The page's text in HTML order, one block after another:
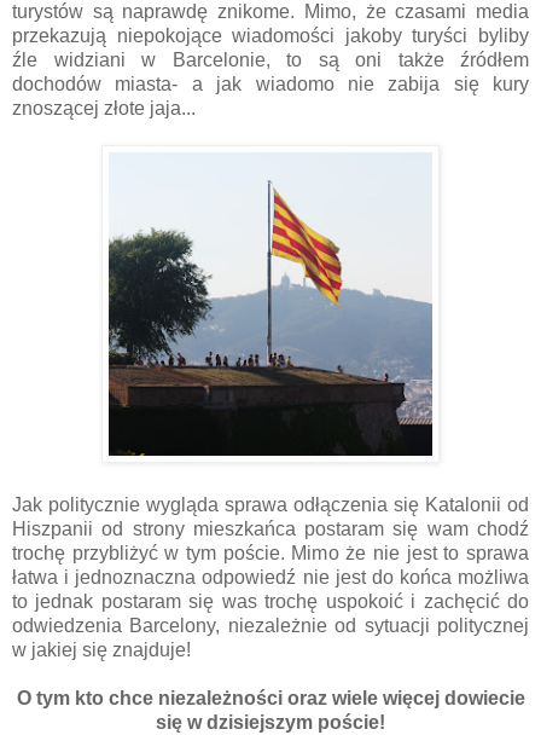
turystów są naprawdę znikome. Mimo, że czasami media
przekazują niepokojące wiadomości jakoby turyści byliby
źle widziani w Barcelonie, to są oni także źródłem
dochodów miasta- a jak wiadomo nie zabija się kury
znoszącej złote jaja...
Jak politycznie wygląda sprawa odłączenia się Katalonii od
Hiszpanii od strony mieszkańca postaram się wam chodź
trochę przybliżyć w tym poście. Mimo że nie jest to sprawa
łatwa i jednoznaczna odpowiedź nie jest do końca możliwa
to jednak postaram się was trochę uspokoić i zachęcić do
odwiedzenia Barcelony, niezależnie od sytuacji politycznej
w jakiej się znajduje!
O tym kto chce niezależności oraz wiele więcej dowiecie
się w dzisiejszym poście!